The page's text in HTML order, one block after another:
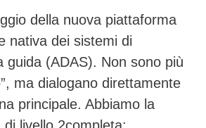
della nuova piattaforma
nativa dei sistemi di
guida (ADAS). Non sono più
ma dialogano direttamente
principale. Abbiamo la